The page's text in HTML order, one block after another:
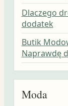
Dlaczego
dodatek
Butik
Naprawdę
Moda